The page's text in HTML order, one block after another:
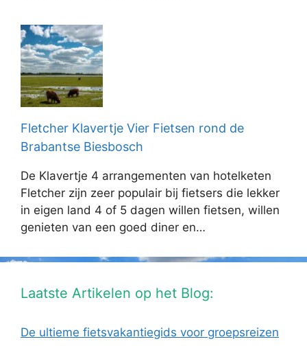
Fletcher Klavertje Vier Fietsen rond de
Brabantse Biesbosch
De Klavertje 4 arrangementen van hotelketen
Fletcher zijn zeer populair bij fietsers die lekker
in eigen land 4 of 5 dagen willen fietsen, willen
genieten van een goed diner en…
Laatste Artikelen op het Blog:
De ultieme fietsvakantiegids voor groepsreizen